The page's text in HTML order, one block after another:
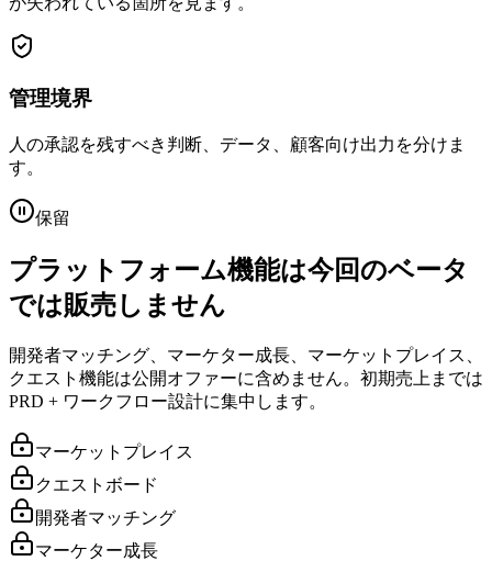
管理境界
人の承認を残すべき判断、データ、顧客向け出力を分けま
す。
保留
プラットフォーム機能は今回のベータ
では販売しません
開発者マッチング、マーケター成長、マーケットプレイス、
クエスト機能は公開オファーに含めません。初期売上までは
PRD + ワークフロー設計に集中します。
マーケットプレイス
クエストボード
開発者マッチング
マーケター成長